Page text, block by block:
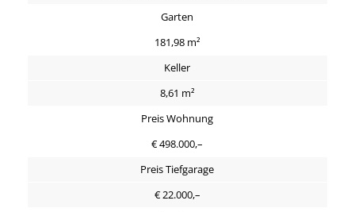
Garten
181,98 m²
Keller
8,61 m²
Preis Wohnung
€ 498.000,–
Preis Tiefgarage
€ 22.000,–